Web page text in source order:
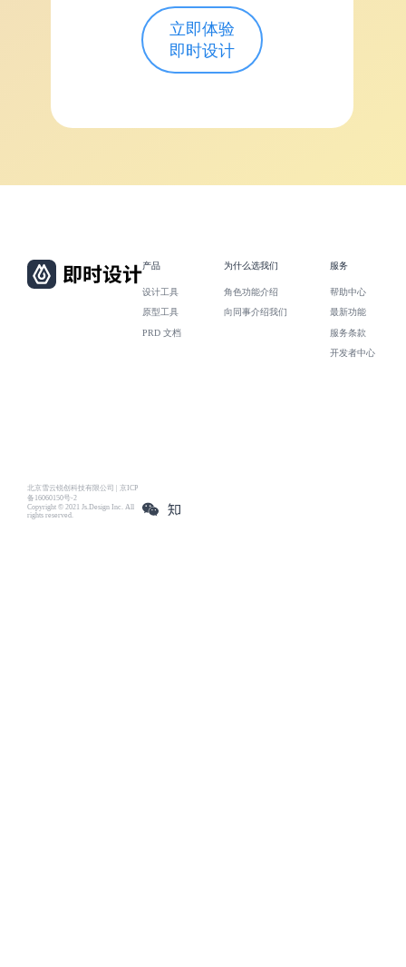
立即体验
即时设计
北京雪云锐创科技有限公司 | 京ICP
备16060150号-2
Copyright © 2021 Js.Design Inc. All
rights reserved.
产品
设计工具
原型工具
PRD 文档
为什么选我们
角色功能介绍
向同事介绍我们
服务
帮助中心
最新功能
服务条款
开发者中心